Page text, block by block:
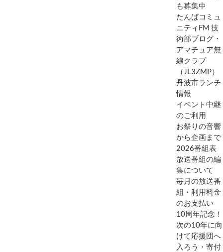
も募集中
たんばコミュ
ニティFM 技
術部ブログ・
アマチュア無
線クラブ
（JL3ZMP）
丹波市ランチ
情報
イベント中継
のご利用
お祭りの音響
から企画まで
2026番組表
放送番組の編
集について
毎月の放送番
組・利用料金
のお支払い
10周年記念！
次の10年に向
けて応援団へ
入ろう・寄付